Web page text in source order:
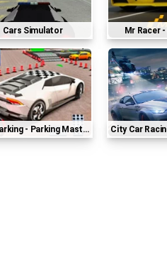
Cars Simulator Mr Racer
- Parking Master City Car